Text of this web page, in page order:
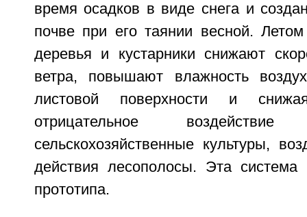
время осадков в виде снега и
почве при его таянии весной.
деревья и кустарники снижают
ветра, повышают влажность
листовой поверхности и
отрицательное
сельскохозяйственные культуры,
действия лесополосы. Эта система
прототипа.